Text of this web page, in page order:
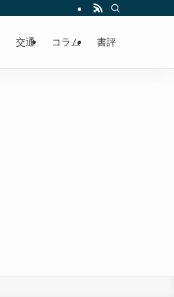
交通 コラム 書評